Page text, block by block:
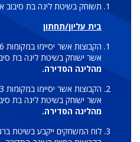
תשוחק בשיטת ליגה בת סיבוב
בית עליון/תחתון
אשר ישוחק בשיטת ליגה בת
מהליגה הסדירה.
אשר ישוחק בשיטת ליגה בת
מהליגה הסדירה.
לוח המשחקים ייקבע בשיטת